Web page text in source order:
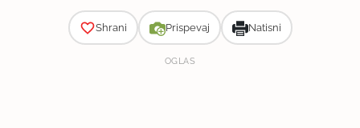
Shrani Prispevaj Natisni
OGLAS